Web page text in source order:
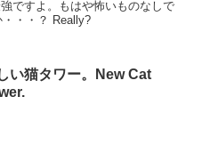
ですよ。もはや怖いものなしで
すか・・・？ Really?
い猫タワー。New Cat